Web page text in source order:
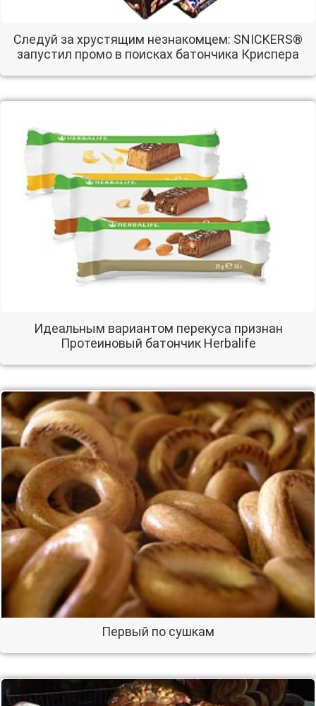
Следуй за хрустящим незнакомцем: SNICKERS®
запустил промо в поисках батончика Криспера
Идеальным вариантом перекуса признан
Протеиновый батончик Herbalife
Первый по сушкам